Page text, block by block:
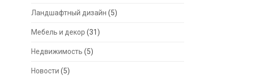
Ландшафтный дизайн (5)
Мебель и декор (31)
Недвижимость (5)
Новости (5)